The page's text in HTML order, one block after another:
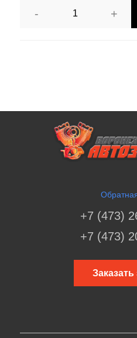
- +
+7 (473)
+7 (473)